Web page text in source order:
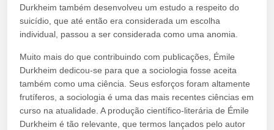
Durkheim também desenvolveu um estudo a respeito do
suicídio, que até então era considerada um escolha
individual, passou a ser considerada como uma anomia.
Muito mais do que contribuindo com publicações, Émile
Durkheim dedicou-se para que a sociologia fosse aceita
também como uma ciência. Seus esforços foram altamente
frutíferos, a sociologia é uma das mais recentes ciências em
curso na atualidade. A produção científico-literária de Émile
Durkheim é tão relevante, que termos lançados pelo autor